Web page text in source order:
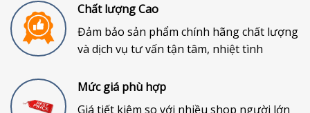
Chất lượng Cao
Đảm bảo sản phẩm chính hãng chất lượng
và dịch vụ tư vấn tận tâm, nhiệt tình
Mức giá phù hợp
Giá tiết kiệm so với nhiều shop người lớn